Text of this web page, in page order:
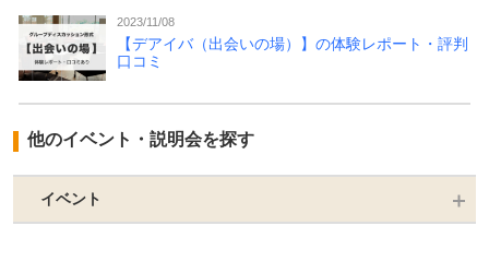
2023/11/08
【デアイバ（出会いの場）】の体験レポート・評判
口コミ
他のイベント・説明会を探す
イベント